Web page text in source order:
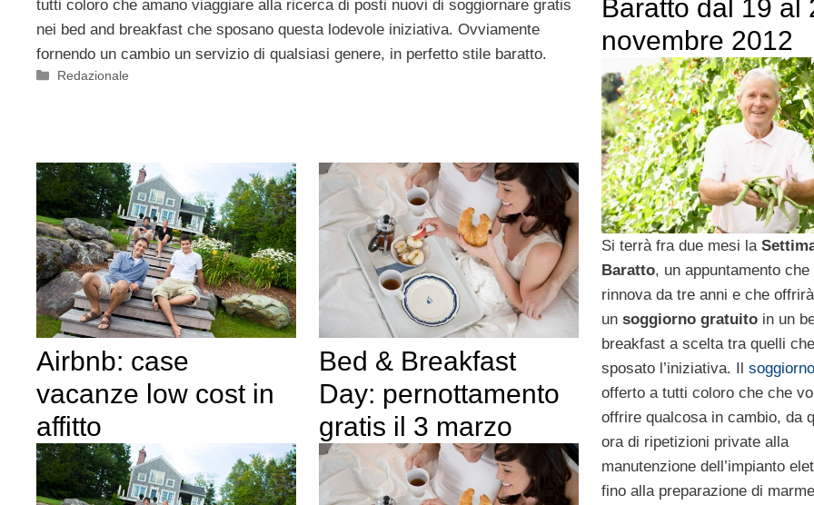
tutti coloro che amano viaggiare alla ricerca di posti nuovi di soggiornare gratis
nei bed and breakfast che sposano questa lodevole iniziativa. Ovviamente
fornendo un cambio un servizio di qualsiasi genere, in perfetto stile baratto.
Categorie
Redazionale
Baratto dal 19 al
novembre 2012
Si terrà fra due mesi la
Baratto, un appuntamento che
rinnova da tre anni e che
un soggiorno gratuito in un
breakfast a scelta tra quelli
sposato l’iniziativa. Il soggiorno
offerto a tutti coloro che che
offrire qualcosa in cambio, da
ora di ripetizioni private alla
manutenzione dell’impianto
fino alla preparazione di
Airbnb: case
vacanze low cost in
affitto
Bed & Breakfast
Day: pernottamento
gratis il 3 marzo